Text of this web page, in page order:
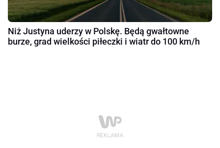
Niż Justyna uderzy w Polskę. Będą gwałtowne
burze, grad wielkości piłeczki i wiatr do 100 km/h